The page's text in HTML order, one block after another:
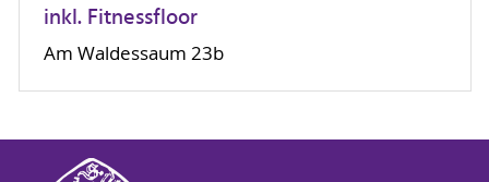
inkl. Fitnessfloor
Am Waldessaum 23b